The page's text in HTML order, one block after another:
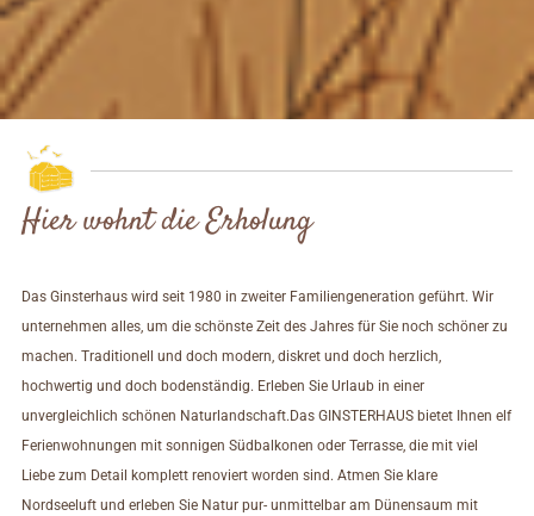
Hier wohnt die Erholung
Das Ginsterhaus wird seit 1980 in zweiter Familiengeneration geführt. Wir
unternehmen alles, um die schönste Zeit des Jahres für Sie noch schöner zu
machen. Traditionell und doch modern, diskret und doch herzlich,
hochwertig und doch bodenständig. Erleben Sie Urlaub in einer
unvergleichlich schönen Naturlandschaft.Das GINSTERHAUS bietet Ihnen elf
Ferienwohnungen mit sonnigen Südbalkonen oder Terrasse, die mit viel
Liebe zum Detail komplett renoviert worden sind. Atmen Sie klare
Nordseeluft und erleben Sie Natur pur- unmittelbar am Dünensaum mit